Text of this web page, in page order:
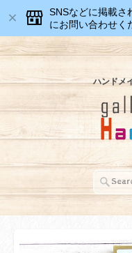
SNSなどに掲載さ
にお問い合わせく
ハンドメ